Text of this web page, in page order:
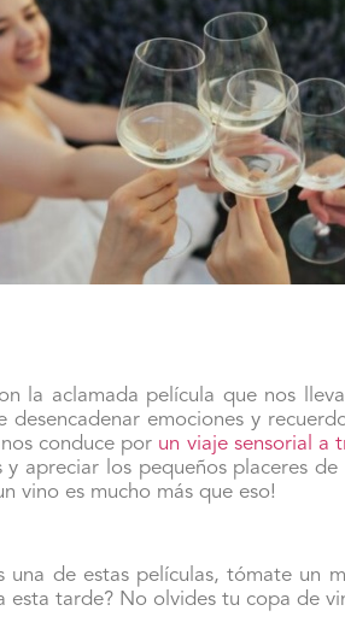
la aclamada película que nos
emociones y
conduce por un viaje sensorial a
apreciar los pequeños placeres
vino es mucho más que eso!
una de estas películas, tómate un
esta tarde? No olvides tu copa de